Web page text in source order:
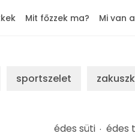
Mit főzzek ma? Mi van
sportszelet
édes süti édes